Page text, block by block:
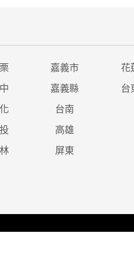
嘉義市 花
嘉義縣 台
台南
高雄
屏東